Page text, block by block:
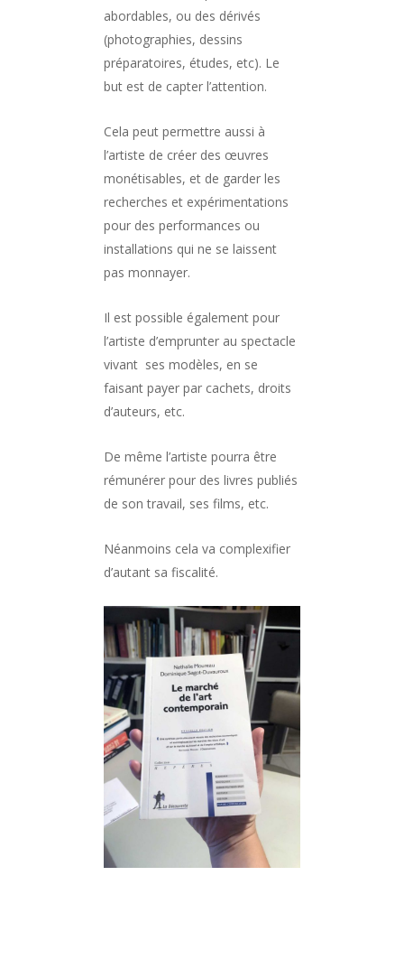
abordables, ou des dérivés
(photographies, dessins
préparatoires, études, etc). Le
but est de capter l’attention.
Cela peut permettre aussi à
l’artiste de créer des œuvres
monétisables, et de garder les
recherches et expérimentations
pour des performances ou
installations qui ne se laissent
pas monnayer.
Il est possible également pour
l’artiste d’emprunter au spectacle
vivant ses modèles, en se
faisant payer par cachets, droits
d’auteurs, etc.
De même l’artiste pourra être
rémunérer pour des livres publiés
de son travail, ses films, etc.
Néanmoins cela va complexifier
d’autant sa fiscalité.